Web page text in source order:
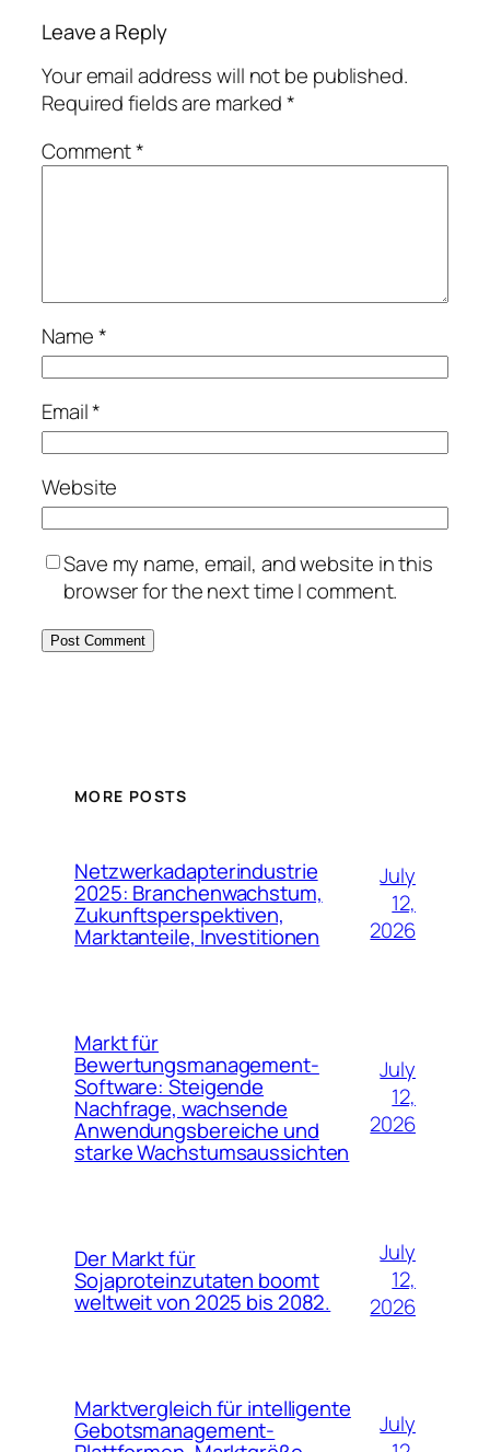
Leave a Reply
Your email address will not be published.
Required fields are marked*
Comment*
Name*
Email*
Website
Save my name, email, and website in this
browser for the next time I comment.
MORE POSTS
Netzwerkadapterindustrie
2025: Branchenwachstum,
Zukunftsperspektiven,
Marktanteile, Investitionen
July
12,
2026
Markt für
Bewertungsmanagement-
Software: Steigende
Nachfrage, wachsende
Anwendungsbereiche und
starke Wachstumsaussichten
July
12,
2026
Der Markt für
Sojaproteinzutaten boomt
weltweit von 2025 bis 2082.
July
12,
2026
Marktvergleich für intelligente
Gebotsmanagement-
July